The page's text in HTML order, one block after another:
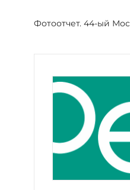
Фотоотчет. 44-ый